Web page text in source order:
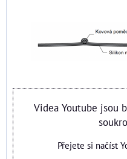
Videa Youtube jsou
Přejete si načíst